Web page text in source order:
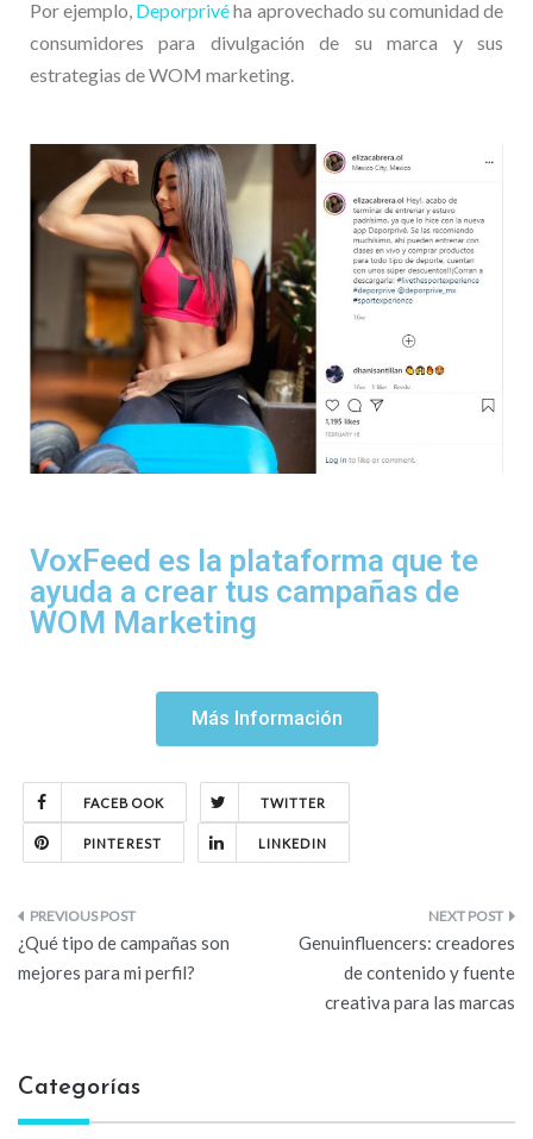
Por ejemplo, Deporprivéha aprovechado su comunidad de
consumidores para divulgación de su marca y sus
estrategias de WOM marketing.
VoxFeed es la plataforma que te
ayuda a crear tus campañas de
WOM Marketing
Más Información
FACEBOOK TWITTER
PINTEREST LINKEDIN
¿Qué tipo de campañas son
mejores para mi perfil?
Genuinfluencers: creadores
de contenido y fuente
creativa para las marcas
Categorías